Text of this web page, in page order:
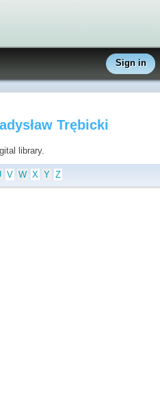
Sign in
Trębicki
library.
V W X Y Z